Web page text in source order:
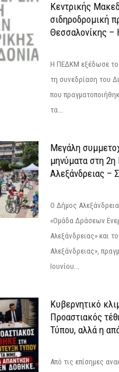
Κεντρικής
σιδηροδρομική
Θεσσαλονίκης –
Η ΠΕΔΚΜ εξέδωσε το
τη συνεδρίαση του
που
τα...
Μεγάλη
μηνύματα στη
Αλεξάνδρειας –
Ο Δήμος
«Ομάδα Δράσεων
Αλεξάνδρειας» και
Αλεξάνδρειας»,
Ιουνίου...
Κυβερνητικό
Προαστιακός
Τύπου, αλλά η
Από τις επίσημες